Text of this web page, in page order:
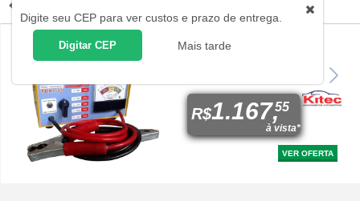
Digite seu CEP para ver custos e prazo de entrega.
Digitar CEP Mais tarde
Testador de bateria e
R$1.167,55
à vista*
VER OFERTA